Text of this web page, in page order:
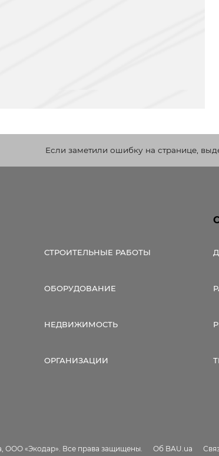
Если заметили ошибку на странице,
СТРОИТЕЛЬНЫЕ РАБОТЫ
ОБОРУДОВАНИЕ
НЕДВИЖИМОСТЬ
ОРГАНИЗАЦИИ
ООО «Экодар». Все права защищены. Об BAU.ua